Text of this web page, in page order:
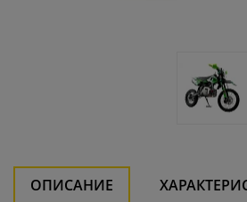
ОПИСАНИЕ